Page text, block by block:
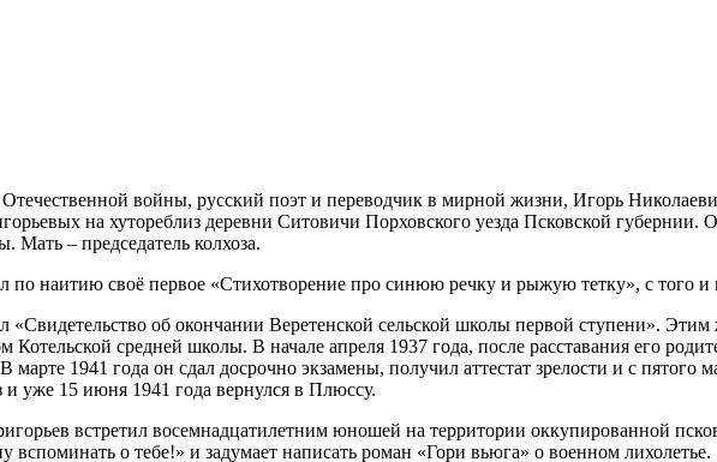
войны, русский поэт и переводчик в мирной жизни, Игорь
на хутореблиз деревни Ситовичи Порховского уезда Псковской губернии.
– председатель колхоза.
по наитию своё первое «Стихотворение про синюю речку и рыжую тетку», с того и
«Свидетельство об окончании Веретенской сельской школы первой ступени».
Котельской средней школы. В начале апреля 1937 года, после расставания его
1941 года он сдал досрочно экзамены, получил аттестат зрелости и с
и уже 15 июня 1941 года вернулся в Плюссу.
встретил восемнадцатилетним юношей на территории оккупированной
вспоминать о тебе!» и задумает написать роман «Гори вьюга» о военном лихолетье.